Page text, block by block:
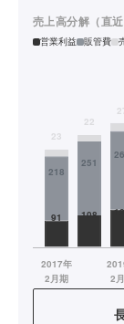
売上高分解（直
営業利益 販管費